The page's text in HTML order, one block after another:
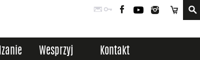
PocztaLogowanie
FacebookYouTubeInstagram
Sklep
Wesprzyj Kontakt